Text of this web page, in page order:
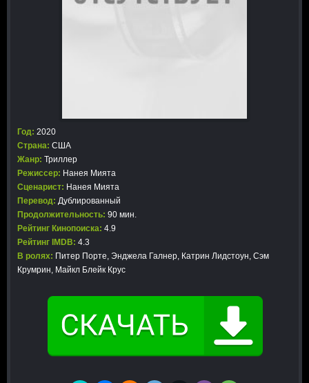
Год: 2020
Страна: США
Жанр: Триллер
Режиссер: Нанея Мията
Сценарист: Нанея Мията
Перевод: Дублированный
Продолжительность: 90 мин.
Рейтинг Кинопоиска: 4.9
Рейтинг IMDB: 4.3
В ролях: Питер Порте, Энджела Галнер, Катрин Лидстоун, Сэм
Крумрин, Майкл Блейк Крус